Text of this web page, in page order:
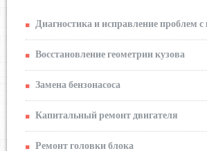
Диагностика и исправление проблем с
Восстановление геометрии кузова
Замена бензонасоса
Капитальный ремонт двигателя
Ремонт головки блока